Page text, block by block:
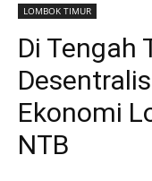
LOMBOK TIMUR
Di Tengah
Ekonomi
NTB